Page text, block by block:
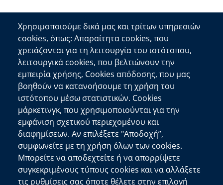
(ΚΑΜ) στα Χανιά
Επικοινωνία
Αποκεντρωμένη Διοίκηση Κρήτης
Πλατεία Κουντουριώτη 71202 Ηράκλειο
Επικοινωνήστε μαζί μας
Χρήσιμοι Σύνδεσμοι
Ελληνική Κυβέρνηση
Ευρωπαϊκή Επιτροπή
Πληροφορίες Ιστότοπου
Διαύγεια
Χρησιμοποιούμε δικά μας και τρίτων υπηρεσιών
cookies, όπως: Απαραίτητα cookies, που
χρειάζονται για τη λειτουργία του ιστότοπου,
λειτουργικά cookies, που βελτιώνουν την
εμπειρία χρήσης, Cookies απόδοσης, που μας
βοηθούν να κατανοήσουμε τη χρήση του
ιστότοπου μέσω στατιστικών. Cookies
μάρκετινγκ, που χρησιμοποιούνται για την
εμφάνιση σχετικού περιεχομένου και
διαφημίσεων. Αν επιλέξετε "Αποδοχή”,
συμφωνείτε με τη χρήση όλων των cookies.
Μπορείτε να αποδεχτείτε ή να απορρίψετε
συγκεκριμένους τύπους cookies και να αλλάξετε
τις ρυθμίσεις σας όποτε θέλετε στην επιλογή